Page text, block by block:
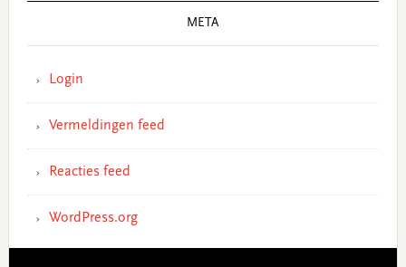
META
Login
Vermeldingen feed
Reacties feed
WordPress.org